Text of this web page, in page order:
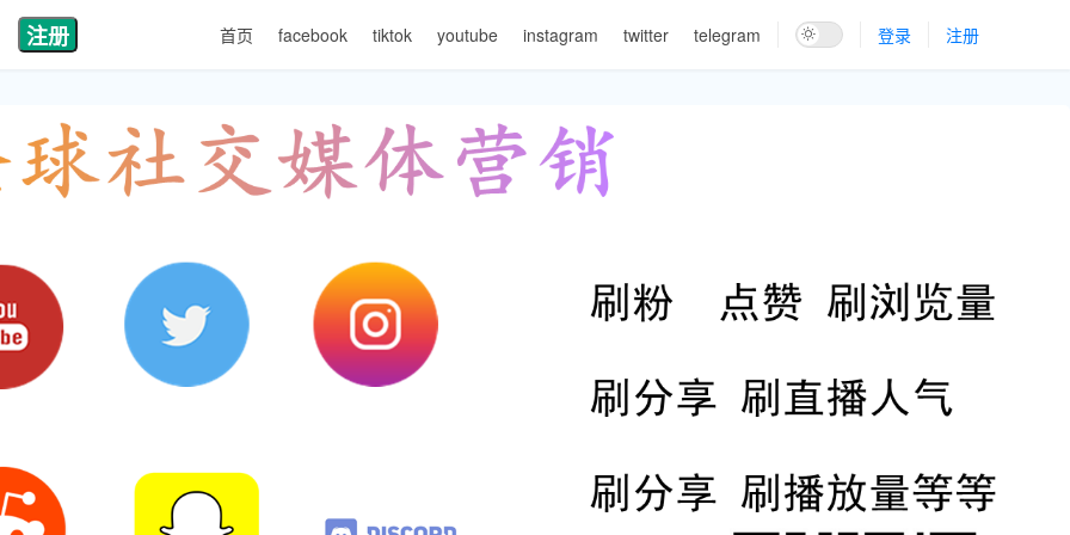
注册 首页 facebook tiktok youtube instagram twitter telegram 登录 注册